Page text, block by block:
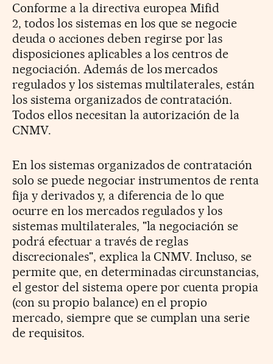
Conforme a la directiva europea Mifid
2, todos los sistemas en los que se negocie
deuda o acciones deben regirse por las
disposiciones aplicables a los centros de
negociación. Además de los mercados
regulados y los sistemas multilaterales, están
los sistema organizados de contratación.
Todos ellos necesitan la autorización de la
CNMV.
En los sistemas organizados de contratación
solo se puede negociar instrumentos de renta
fija y derivados y, a diferencia de lo que
ocurre en los mercados regulados y los
sistemas multilaterales, "la negociación se
podrá efectuar a través de reglas
discrecionales", explica la CNMV. Incluso, se
permite que, en determinadas circunstancias,
el gestor del sistema opere por cuenta propia
(con su propio balance) en el propio
mercado, siempre que se cumplan una serie
de requisitos.